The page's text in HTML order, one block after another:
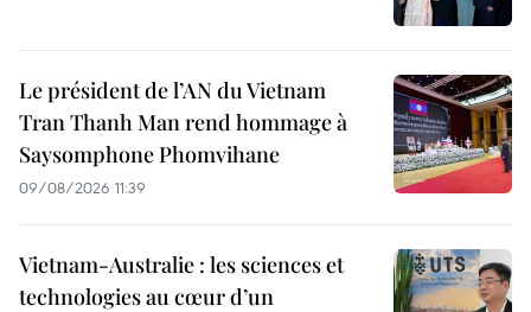
Le président de l’AN du Vietnam
Tran Thanh Man rend hommage à
Saysomphone Phomvihane
09/08/2026 11:39
Vietnam-Australie : les sciences et
technologies au cœur d’un